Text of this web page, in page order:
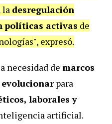
la desregulación
políticas activas de
expresó.
necesidad de marcos
evolucionarpara
laborales y
artificial.